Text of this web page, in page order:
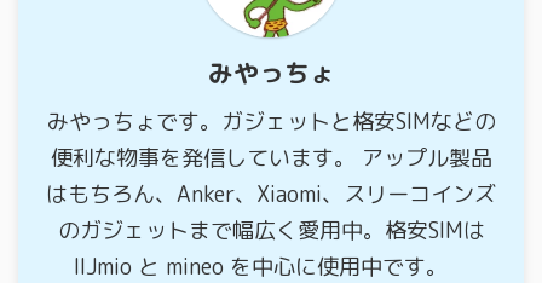
みやっちょ
みやっちょです。ガジェットと格安SIMなどの
便利な物事を発信しています。 アップル製品
はもちろん、Anker、Xiaomi、スリーコインズ
のガジェットまで幅広く愛用中。格安SIMは
IIJmio と mineo を中心に使用中です。